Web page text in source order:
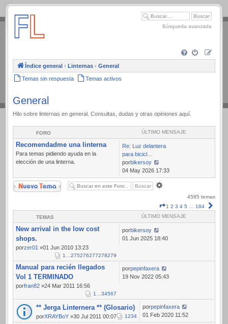
.
Búsqueda avanzada
Índice general ‹ Linternas ‹ General
Temas sin respuesta Temas activos
General
Hilo sobre linternas en general. Consultas, dudas y otras opiniones aquí.
FORO ÚLTIMO MENSAJE
Recomendadme una linterna
Para temas pidiendo ayuda en la
elección de una linterna.
Re: Luz delantera
para bicicl…
porbikersoy
Ver
último
mensaje
04 May 2026 17:33
Nuevo Tema
4585 temas
Página
1
1 2 3 4 5 … 184
TEMAS ÚLTIMO MENSAJE
New arrival in the low cost
shops.
porzer01 »01 Jun 2010 13:23
1…275276277278279
porbikersoy
01 Jun 2025 18:40
Manual para recién llegados
Vol 1 TERMINADO
porfran82 »24 Mar 2011 16:56
1…34567
porpepinfaxera
19 Nov 2022 05:43
** Jerga Linternera ** (Glosario)
porXRAYBoY »30 Jul 2011 00:07 1234
porpepinfaxera
01 Feb 2020 11:52